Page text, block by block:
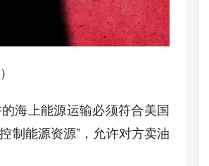
海上能源运输必须符合美国
制能源资源”，允许对方卖油